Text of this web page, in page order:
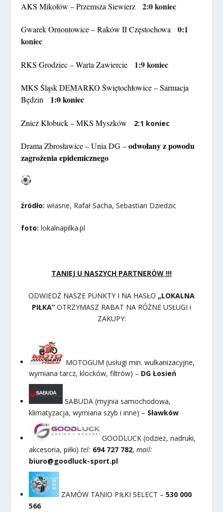
AKS Mikołów – Przemsza Siewierz2:0 koniec
Gwarek Ornontowice – Raków II Częstochowa
0:1
koniec
RKS Grodziec – Warta Zawiercie 1:9 koniec
MKS Śląsk DEMARKO Świętochłowice – Sarmacja
Będzin 1:0 koniec
Znicz Kłobuck – MKS Myszków 2:1 koniec
Drama Zbrosławice – Unia DG –odwołany z powodu
zagrożenia epidemicznego
źródło:własne, Rafał Sacha, Sebastian Dziedzic
foto:lokalnapilka.pl
TANIEJ U NASZYCH PARTNERÓW !!!
ODWIEDŹ NASZE PUNKTY I NA HASŁO „LOKALNA
PIŁKA” OTRZYMASZ RABAT NA RÓŻNE USŁUGI i
ZAKUPY:
MOTOGUM (usługi min. wulkanizacyjne,
wymiana tarcz, klocków, filtrów) – DG Łosień
SABUDA (myjnia samochodowa,
klimatyzacja, wymiana szyb i inne) – Sławków
GOODLUCK (odzież, nadruki,
akcesoria, piłki)tel: 694 727 782,mail:
biuro@goodluck-sport.pl
ZAMÓW TANIO PIŁKI SELECT –530 000
566